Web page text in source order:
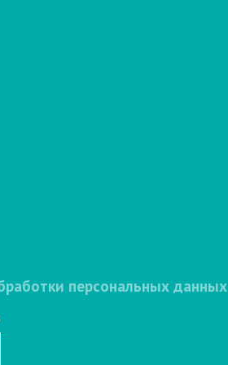
персональных данных